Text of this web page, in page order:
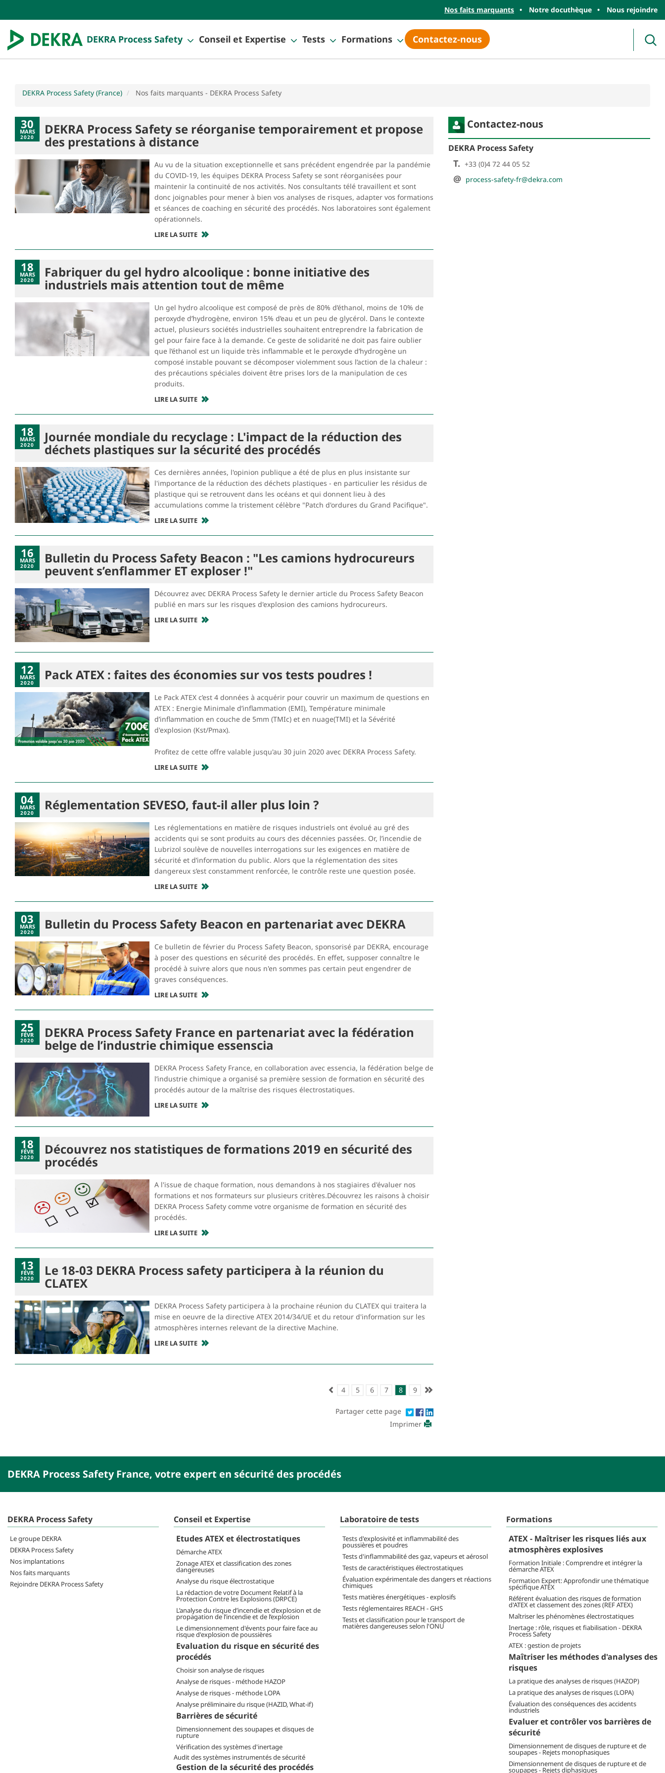
Nos faits marquants Notre docuthèque Nous rejoindre
DEKRA Process Safety Conseil et Expertise Tests Formations Contactez-nous
DEKRA Process Safety (France) Nos faits marquants - DEKRA Process Safety
30
MARS
2020 DEKRA Process Safety se réorganise temporairement et propose
des prestations à distance
Au vu de la situation exceptionnelle et sans précédent engendrée par la pandémie
du COVID-19, les équipes DEKRA Process Safety se sont réorganisées pour
maintenir la continuité de nos activités. Nos consultants télé travaillent et sont
donc joignables pour mener à bien vos analyses de risques, adapter vos formations
et séances de coaching en sécurité des procédés. Nos laboratoires sont également
opérationnels.
LIRE LA SUITE
18
MARS
2020 Fabriquer du gel hydro alcoolique : bonne initiative des
industriels mais attention tout de même
Un gel hydro alcoolique est composé de près de 80% d’éthanol, moins de 10% de
peroxyde d’hydrogène, environ 15% d’eau et un peu de glycérol. Dans le contexte
actuel, plusieurs sociétés industrielles souhaitent entreprendre la fabrication de
gel pour faire face à la demande. Ce geste de solidarité ne doit pas faire oublier
que l’éthanol est un liquide très inflammable et le peroxyde d’hydrogène un
composé instable pouvant se décomposer violemment sous l’action de la chaleur :
des précautions spéciales doivent être prises lors de la manipulation de ces
produits.
LIRE LA SUITE
18
MARS
2020 Journée mondiale du recyclage : L'impact de la réduction des
déchets plastiques sur la sécurité des procédés
Ces dernières années, l'opinion publique a été de plus en plus insistante sur
l'importance de la réduction des déchets plastiques - en particulier les résidus de
plastique qui se retrouvent dans les océans et qui donnent lieu à des
accumulations comme la tristement célèbre "Patch d'ordures du Grand Pacifique".
LIRE LA SUITE
16
MARS
2020 Bulletin du Process Safety Beacon : "Les camions hydrocureurs
peuvent s’enflammer ET exploser !"
Découvrez avec DEKRA Process Safety le dernier article du Process Safety Beacon
publié en mars sur les risques d'explosion des camions hydrocureurs.
LIRE LA SUITE
12
MARS
2020 Pack ATEX : faites des économies sur vos tests poudres !
Le Pack ATEX c’est 4 données à acquérir pour couvrir un maximum de questions en
ATEX : Energie Minimale d’inflammation (EMI), Température minimale
d’inflammation en couche de 5mm (TMIc) et en nuage(TMI) et la Sévérité
d'explosion (Kst/Pmax).
Profitez de cette offre valable jusqu'au 30 juin 2020 avec DEKRA Process Safety.
LIRE LA SUITE
04
MARS
2020 Réglementation SEVESO, faut-il aller plus loin ?
Les réglementations en matière de risques industriels ont évolué au gré des
accidents qui se sont produits au cours des décennies passées. Or, l’incendie de
Lubrizol soulève de nouvelles interrogations sur les exigences en matière de
sécurité et d’information du public. Alors que la réglementation des sites
dangereux s’est constamment renforcée, le contrôle reste une question posée.
LIRE LA SUITE
03
MARS
2020 Bulletin du Process Safety Beacon en partenariat avec DEKRA
Ce bulletin de février du Process Safety Beacon, sponsorisé par DEKRA, encourage
à poser des questions en sécurité des procédés. En effet, supposer connaître le
procédé à suivre alors que nous n'en sommes pas certain peut engendrer de
graves conséquences.
LIRE LA SUITE
25
FÉVR
2020 DEKRA Process Safety France en partenariat avec la fédération
belge de l’industrie chimique essenscia
DEKRA Process Safety France, en collaboration avec essencia, la fédération belge de
l’industrie chimique a organisé sa première session de formation en sécurité des
procédés autour de la maîtrise des risques électrostatiques.
LIRE LA SUITE
18
FÉVR
2020 Découvrez nos statistiques de formations 2019 en sécurité des
procédés
A l'issue de chaque formation, nous demandons à nos stagiaires d'évaluer nos
formations et nos formateurs sur plusieurs critères.Découvrez les raisons à choisir
DEKRA Process Safety comme votre organisme de formation en sécurité des
procédés.
LIRE LA SUITE
13
FÉVR
2020 Le 18-03 DEKRA Process safety participera à la réunion du
CLATEX
DEKRA Process Safety participera à la prochaine réunion du CLATEX qui traitera la
mise en oeuvre de la directive ATEX 2014/34/UE et du retour d'information sur les
atmosphères internes relevant de la directive Machine.
LIRE LA SUITE
4 5 6 7 8 9
Partager cette page
Imprimer
Contactez-nous
DEKRA Process Safety
T. +33 (0)4 72 44 05 52
@ process-safety-fr@dekra.com
DEKRA Process Safety France, votre expert en sécurité des procédés
DEKRA Process Safety
Le groupe DEKRA
DEKRA Process Safety
Nos implantations
Nos faits marquants
Rejoindre DEKRA Process Safety
Conseil et Expertise
Etudes ATEX et électrostatiques
Démarche ATEX
Zonage ATEX et classification des zones
dangereuses
Analyse du risque électrostatique
La rédaction de votre Document Relatif à la
Protection Contre les Explosions (DRPCE)
L’analyse du risque d’incendie et d’explosion et de
propagation de l’incendie et de l’explosion
Le dimensionnement d'évents pour faire face au
risque d'explosion de poussières
Evaluation du risque en sécurité des
procédés
Choisir son analyse de risques
Analyse de risques - méthode HAZOP
Analyse de risques - méthode LOPA
Analyse préliminaire du risque (HAZID, What-if)
Barrières de sécurité
Dimensionnement des soupapes et disques de
rupture
Vérification des systèmes d'inertage
Audit des systèmes instrumentés de sécurité
Gestion de la sécurité des procédés
Laboratoire de tests
Tests d'explosivité et inflammabilité des
poussières et poudres
Tests d'inflammabilité des gaz, vapeurs et aérosol
Tests de caractéristiques électrostatiques
Évaluation expérimentale des dangers et réactions
chimiques
Tests matières énergétiques - explosifs
Tests réglementaires REACH - GHS
Tests et classification pour le transport de
matières dangereuses selon l'ONU
Formations
ATEX - Maîtriser les risques liés aux
atmosphères explosives
Formation Initiale : Comprendre et intégrer la
démarche ATEX
Formation Expert: Approfondir une thématique
spécifique ATEX
Référent évaluation des risques de formation
d'ATEX et classement des zones (REF ATEX)
Maîtriser les phénomènes électrostatiques
Inertage : rôle, risques et fiabilisation - DEKRA
Process Safety
ATEX : gestion de projets
Maîtriser les méthodes d'analyses des
risques
La pratique des analyses de risques (HAZOP)
La pratique des analyses de risques (LOPA)
Évaluation des conséquences des accidents
industriels
Evaluer et contrôler vos barrières de
sécurité
Dimensionnement de disques de rupture et de
soupapes - Rejets monophasiques
Dimensionnement de disques de rupture et de
soupapes - Rejets diphasiques